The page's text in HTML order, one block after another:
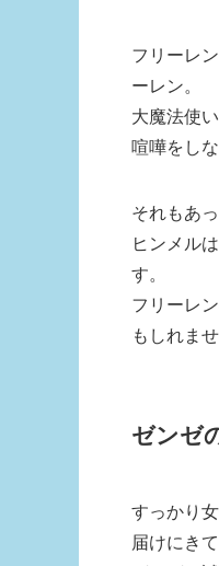
フリーレ
ーレン。
大魔法使
喧嘩をし
それもあ
ヒンメル
す。
フリーレ
もしれま
ゼンゼ
すっかり
届けにき